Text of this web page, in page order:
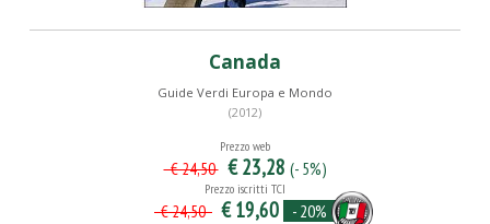
Canada
Guide Verdi Europa e Mondo
(2012)
Prezzo web
€ 24,50 € 23,28 (- 5%)
Prezzo iscritti TCI
€ 24,50 € 19,60 - 20%